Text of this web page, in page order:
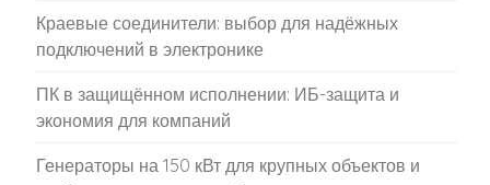
Краевые соединители: выбор для надёжных
подключений в электронике
ПК в защищённом исполнении: ИБ-защита и
экономия для компаний
Генераторы на 150 кВт для крупных объектов и